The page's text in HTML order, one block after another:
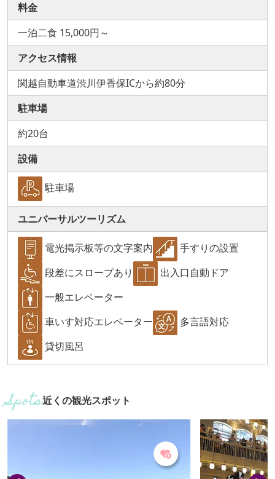
料金
一泊二食 15,000円～
アクセス情報
関越自動車道渋川伊香保ICから約80分
駐車場
約20台
設備
駐車場
ユニバーサルツーリズム
電光掲示板等の文字案内
手すりの設置
段差にスロープあり
出入口自動ドア
一般エレベーター
車いす対応エレベーター
多言語対応
貸切風呂
近くの観光スポット